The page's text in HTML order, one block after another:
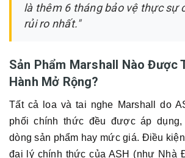
là thêm 6 tháng bảo vệ thực sự
rủi ro nhất."
Sản Phẩm Marshall Nào Được
Hành Mở Rộng?
Tất cả loa và tai nghe Marshall do
phối chính thức đều được áp dụng,
dòng sản phẩm hay mức giá. Điều
đại lý chính thức của ASH (như Nhà